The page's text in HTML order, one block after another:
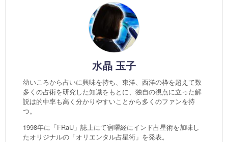
水晶 玉子
幼いころから占いに興味を持ち、東洋、西洋の枠を超えて数
多くの占術を研究した知識をもとに、独自の視点に立った解
説は的中率も高く分かりやすいことから多くのファンを持
つ。
1998年に「FRaU」誌上にて宿曜経にインド占星術を加味し
たオリジナルの「オリエンタル占星術」を発表。